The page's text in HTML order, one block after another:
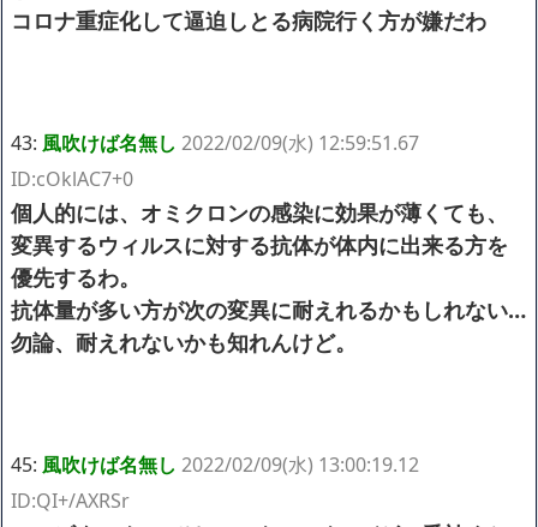
コロナ重症化して逼迫しとる病院行く方が嫌だわ
43: 風吹けば名無し 2022/02/09(水) 12:59:51.67
ID:cOklAC7+0
個人的には、オミクロンの感染に効果が薄くても、
変異するウィルスに対する抗体が体内に出来る方を
優先するわ。
抗体量が多い方が次の変異に耐えれるかもしれない…
勿論、耐えれないかも知れんけど。
45: 風吹けば名無し 2022/02/09(水) 13:00:19.12
ID:QI+/AXRSr